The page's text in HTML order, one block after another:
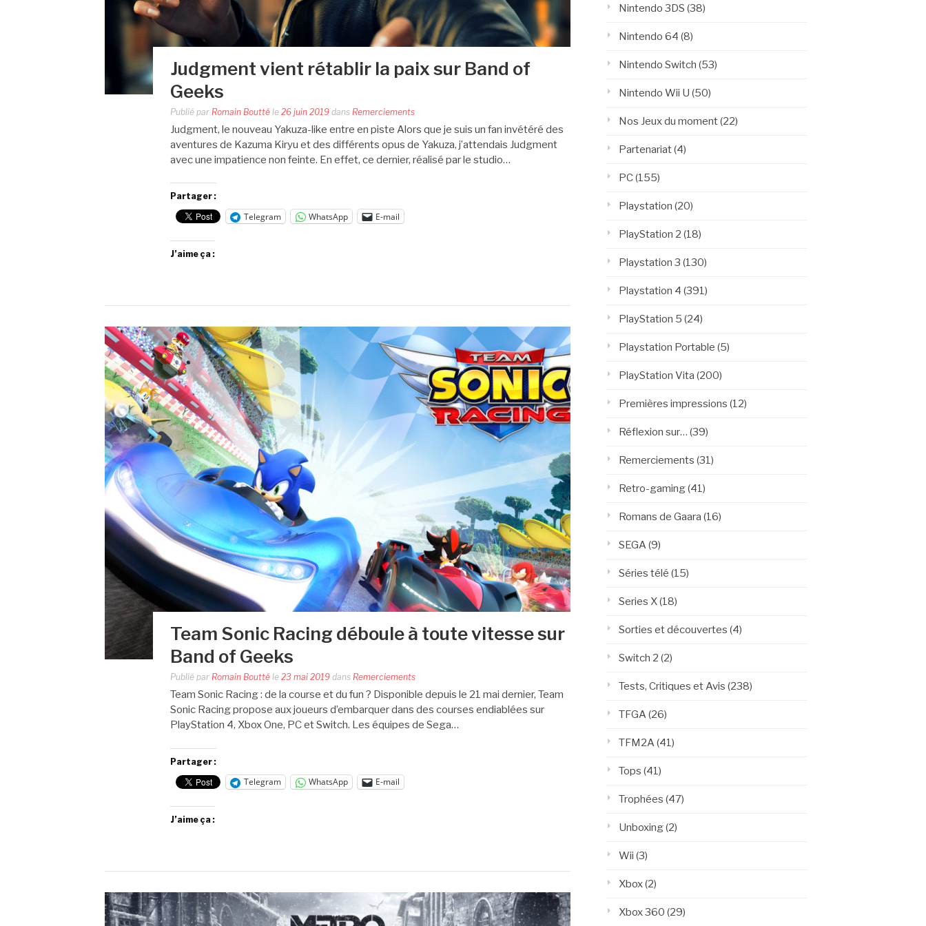
Judgment vient rétablir la paix sur Band of
Geeks
Publié par Romain Boutté le 26 juin 2019 dans Remerciements
Judgment, le nouveau Yakuza-like entre en piste Alors que je suis un fan invétéré des
aventures de Kazuma Kiryu et des différents opus de Yakuza, j’attendais Judgment
avec une impatience non feinte. En effet, ce dernier, réalisé par le studio…
Partager :
Telegram WhatsApp E-mail
J’aime ça :
Team Sonic Racing déboule à toute vitesse sur
Band of Geeks
Publié par Romain Boutté le 23 mai 2019 dans Remerciements
Team Sonic Racing : de la course et du fun ? Disponible depuis le 21 mai dernier, Team
Sonic Racing propose aux joueurs d’embarquer dans des courses endiablées sur
PlayStation 4, Xbox One, PC et Switch. Les équipes de Sega…
Partager :
Telegram WhatsApp E-mail
J’aime ça :
Nintendo 3DS (38)
Nintendo 64 (8)
Nintendo Switch (53)
Nintendo Wii U (50)
Nos Jeux du moment(22)
Partenariat(4)
PC(155)
Playstation (20)
PlayStation 2 (18)
Playstation 3 (130)
Playstation 4 (391)
PlayStation 5 (24)
Playstation Portable (5)
PlayStation Vita (200)
Premières impressions (12)
Réflexion sur… (39)
Remerciements (31)
Retro-gaming(41)
Romans de Gaara (16)
SEGA (9)
Séries télé (15)
Series X(18)
Sorties et découvertes (4)
Switch 2 (2)
Tests, Critiques et Avis (238)
TFGA (26)
TFM2A (41)
Tops (41)
Trophées (47)
Unboxing(2)
Wii (3)
Xbox(2)
Xbox 360 (29)